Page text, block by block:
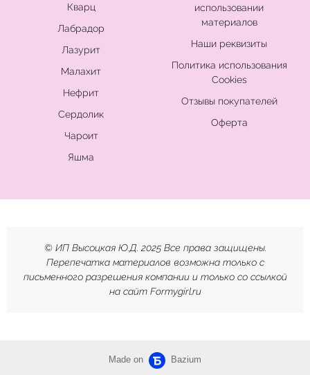
Кварц
Лабрадор
Лазурит
Малахит
Нефрит
Сердолик
Чароит
Яшма
использовании
материалов
Наши реквизиты
Политика использования
Cookies
Отзывы покупателей
Оферта
© ИП Высоцкая Ю.Д. 2025 Все права защищены.
Перепечатка материалов возможна только с
письменного разрешения компании и только со ссылкой
на сайт Formygirl.ru
Made on Bazium